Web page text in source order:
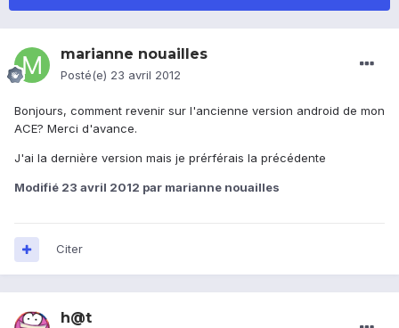
marianne nouailles
Posté(e) 23 avril 2012
Bonjours, comment revenir sur l'ancienne version android de mon
ACE? Merci d'avance.
J'ai la dernière version mais je prérférais la précédente
Modifié 23 avril 2012 par marianne nouailles
Citer
h@t